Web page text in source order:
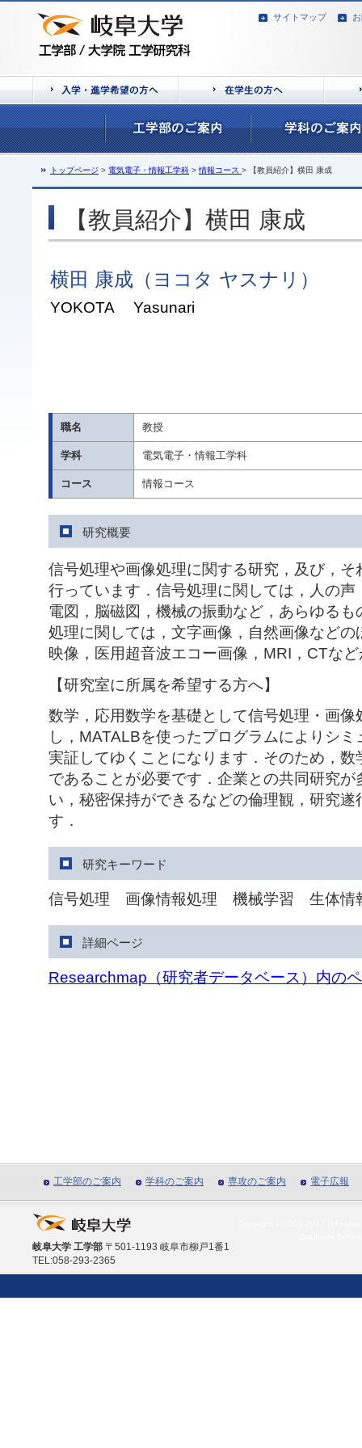
サイトマップ
トップページ > 電気電子・情報工学科 > 情報コース > 【教員紹介】横田 康成
【教員紹介】横田 康成
横田 康成（ヨコタ ヤスナリ）
YOKOTA Yasunari
職名 教授
学科 電気電子・情報工学科
コース 情報コース
研究概要
信号処理や画像処理に関する研究，及び，
行っています．信号処理に関しては，人の
電図，脳磁図，機械の振動など，あらゆる
処理に関しては，文字画像，自然画像など
映像，医用超音波エコー画像，MRI，CTな
【研究室に所属を希望する方へ】
数学，応用数学を基礎として信号処理・画
し，MATALBを使ったプログラムによりシ
実証してゆくことになります．そのため，
であることが必要です．企業との共同研究
い，秘密保持ができるなどの倫理観，研究
す．
研究キーワード
信号処理 画像情報処理 機械学習 生体情
詳細ページ
Researchmap（研究者データベース）内の
工学部のご案内 学科のご案内 専攻のご案内 電子広報
岐阜大学 工学部 〒501-1193 岐阜市柳戸1番1
TEL:058-293-2365